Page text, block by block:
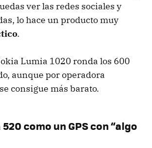
ver las redes sociales y
lo hace un producto muy
.
Lumia 1020 ronda los 600
aunque por operadora
consigue más barato.
como un GPS con “algo